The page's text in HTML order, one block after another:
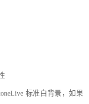
标准白背景，如果